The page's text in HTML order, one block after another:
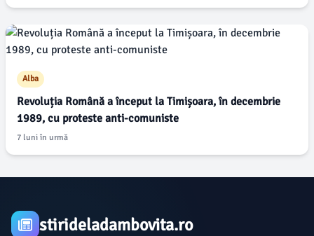
Alba
Revoluția Română a început la Timișoara, în decembrie
1989, cu proteste anti-comuniste
7 luni în urmă
stirideladambovita.ro